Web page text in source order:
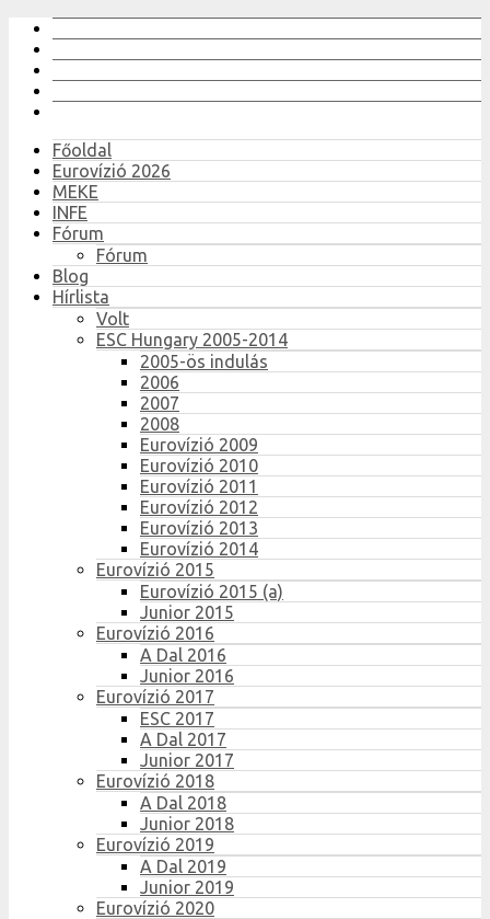
Főoldal
Eurovízió 2026
MEKE
INFE
Fórum
Fórum
Blog
Hírlista
Volt
ESC Hungary 2005-2014
2005-ös indulás
2006
2007
2008
Eurovízió 2009
Eurovízió 2010
Eurovízió 2011
Eurovízió 2012
Eurovízió 2013
Eurovízió 2014
Eurovízió 2015
Eurovízió 2015 (a)
Junior 2015
Eurovízió 2016
A Dal 2016
Junior 2016
Eurovízió 2017
ESC 2017
A Dal 2017
Junior 2017
Eurovízió 2018
A Dal 2018
Junior 2018
Eurovízió 2019
A Dal 2019
Junior 2019
Eurovízió 2020